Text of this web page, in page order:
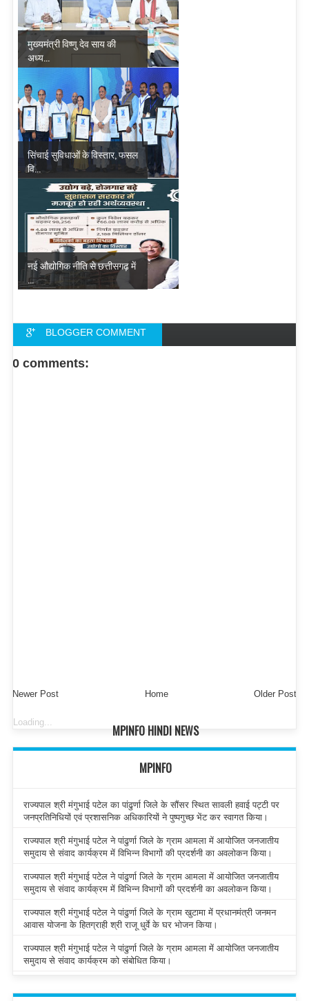
मुख्यमंत्री विष्णु देव साय की
अध्य...
सिंचाई सुविधाओं के विस्तार, फसल
वि...
नई औद्योगिक नीति से छत्तीसगढ़ में
...
BLOGGER COMMENT
FACEBOOK COMMENT
0 comments:
Newer Post Older Post
Home
MPINFO HINDI NEWS
Loading...
MPINFO
राज्यपाल श्री मंगुभाई पटेल का पांढुर्णा जिले के सौंसर स्थित सावली हवाई पट्टी पर
जनप्रतिनिधियों एवं प्रशासनिक अधिकारियों ने पुष्पगुच्छ भेंट कर स्वागत किया।
राज्यपाल श्री मंगुभाई पटेल ने पांढुर्णा जिले के ग्राम आमला में आयोजित जनजातीय
समुदाय से संवाद कार्यक्रम में विभिन्न विभागों की प्रदर्शनी का अवलोकन किया।
राज्यपाल श्री मंगुभाई पटेल ने पांढुर्णा जिले के ग्राम आमला में आयोजित जनजातीय
समुदाय से संवाद कार्यक्रम में विभिन्न विभागों की प्रदर्शनी का अवलोकन किया।
राज्यपाल श्री मंगुभाई पटेल ने पांढुर्णा जिले के ग्राम खुटामा में प्रधानमंत्री जनमन
आवास योजना के हितग्राही श्री राजू धुर्वे के घर भोजन किया।
राज्यपाल श्री मंगुभाई पटेल ने पांढुर्णा जिले के ग्राम आमला में आयोजित जनजातीय
समुदाय से संवाद कार्यक्रम को संबोधित किया।